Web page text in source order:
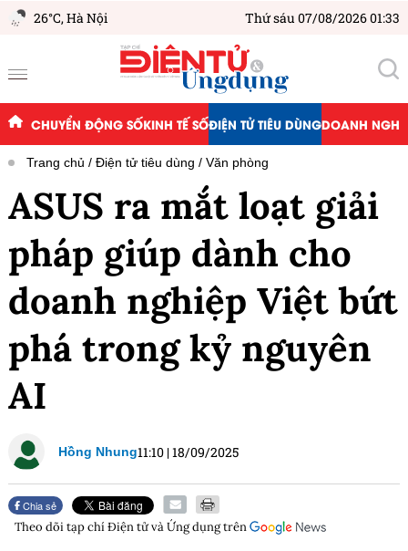
26°C,Hà Nội Thứ sáu 07/08/2026 01:33
CHUYỂN ĐỘNG SỐKINH TẾ SỐĐIỆN TỬ TIÊU DÙNGDOANH
Trang chủ Điện tử tiêu dùng Văn phòng
ASUS ra mắt loạt giải
pháp giúp dành cho
doanh nghiệp Việt bứt
phá trong kỷ nguyên
AI
Hồng Nhung11:10 |18/09/2025
Chia sẻ
Theo dõi tạp chíĐiện tử và Ứng dụngtrên